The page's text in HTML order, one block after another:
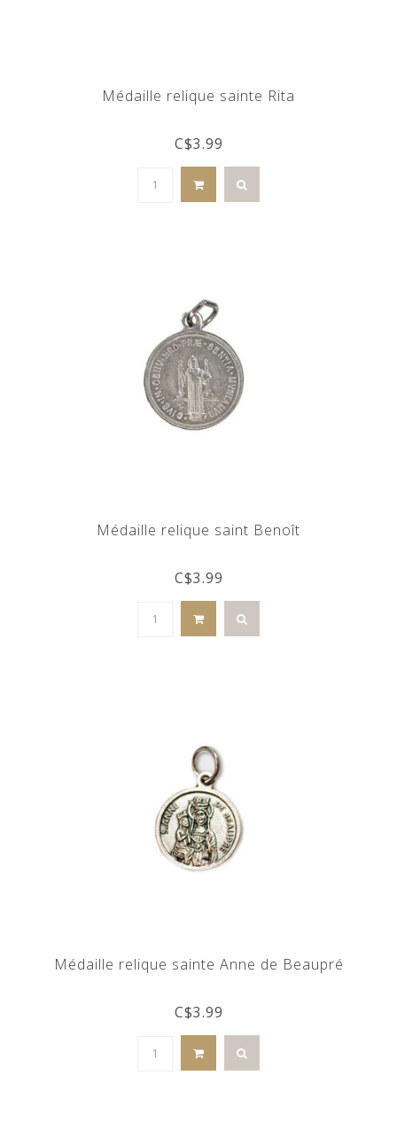
Médaille relique sainte Rita
C$3.99
Médaille relique saint Benoît
C$3.99
Médaille relique sainte Anne de Beaupré
C$3.99